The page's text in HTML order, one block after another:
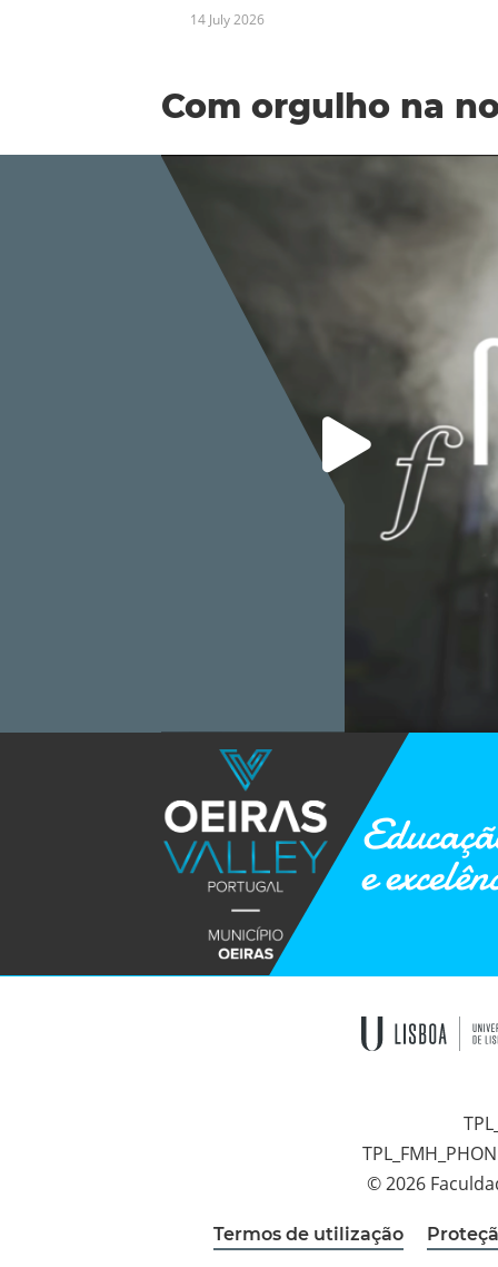
14 July 2026
Com orgulho na
e
© 2026
Termos de utilização